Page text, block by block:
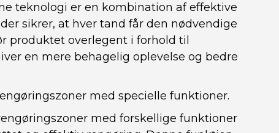
teknologi er en kombination af effektive
sikrer, at hver tand får den nødvendige
produktet overlegent i forhold til
en mere behagelig oplevelse og bedre
med specielle funktioner.
med forskellige funktioner